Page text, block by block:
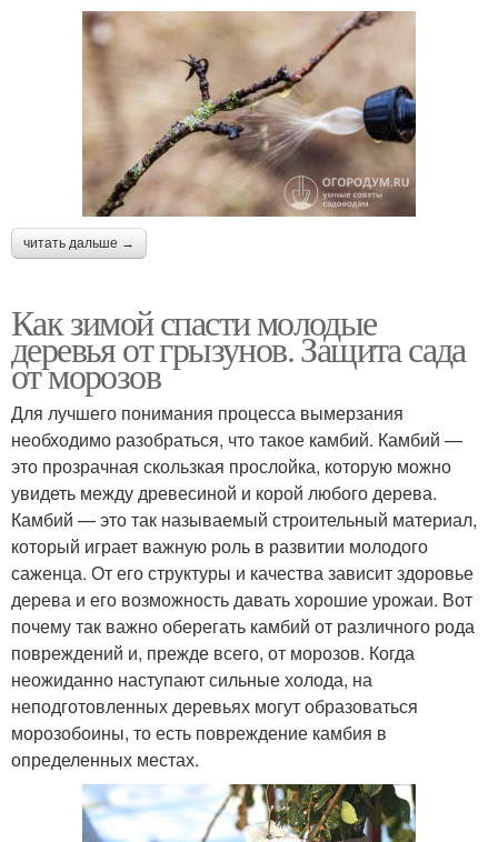
читать дальше →
Как зимой спасти молодые
деревья от грызунов. Защита сада
от морозов
Для лучшего понимания процесса вымерзания
необходимо разобраться, что такое камбий. Камбий —
это прозрачная скользкая прослойка, которую можно
увидеть между древесиной и корой любого дерева.
Камбий — это так называемый строительный материал,
который играет важную роль в развитии молодого
саженца. От его структуры и качества зависит здоровье
дерева и его возможность давать хорошие урожаи. Вот
почему так важно оберегать камбий от различного рода
повреждений и, прежде всего, от морозов. Когда
неожиданно наступают сильные холода, на
неподготовленных деревьях могут образоваться
морозобоины, то есть повреждение камбия в
определенных местах.